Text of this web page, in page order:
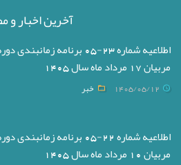
آخرین اخبار و
اطلاعیه شماره 23-05
مربیان 17 مرداد ماه سال 1405
1405/05/12 خبر
اطلاعیه شماره 22-05
مربیان 10 مرداد ماه سال 1405